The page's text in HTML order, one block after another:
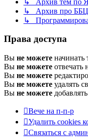
↳ Архив про
↳
Права доступа
Вы не можете начинать
Вы не можете отвечать
Вы не можете
Вы не можете удалять
Вы не можете
Вече на п-п-р
Удалить cookies
Связаться с